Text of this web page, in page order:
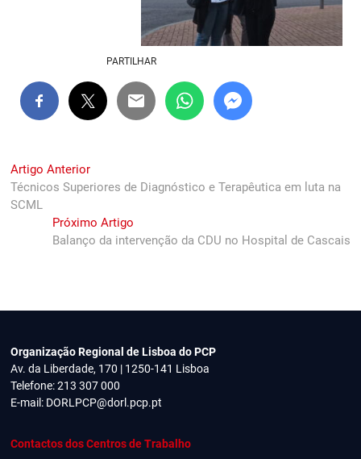
PARTILHAR
Navegação
de
artigos
Artigo AnteriorPrevious
post:
Técnicos Superiores de Diagnóstico e Terapêutica em luta na
SCML
Próximo ArtigoNext
post:
Balanço da intervenção da CDU no Hospital de Cascais
Organização Regional de Lisboa do PCP
Av. da Liberdade, 170 | 1250-141 Lisboa
Telefone: 213 307 000
E-mail: DORLPCP@dorl.pcp.pt
Contactos dos Centros de Trabalho